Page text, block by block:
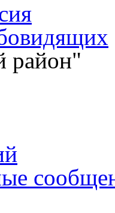
район"